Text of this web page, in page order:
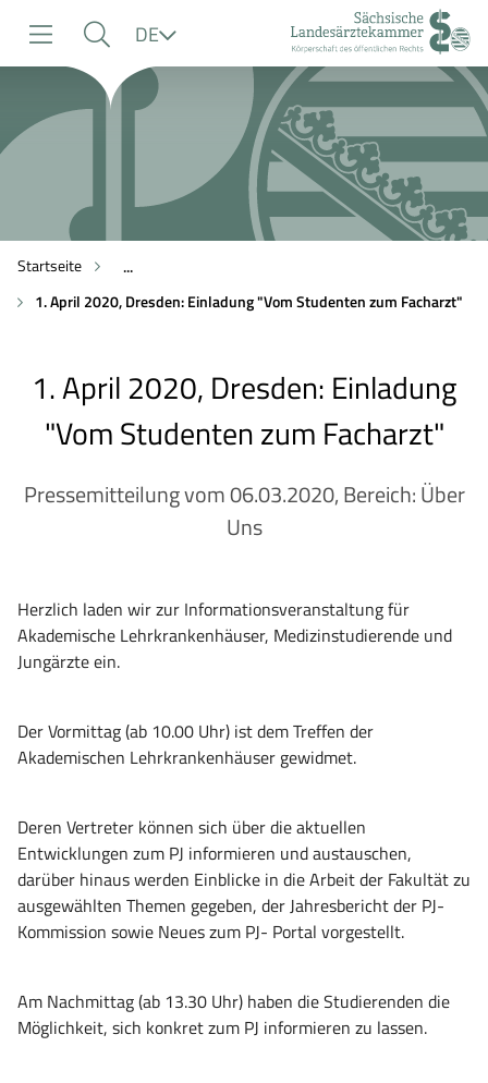
Navigation
Suche
Inhalt
DE
Startseite
...
1. April 2020, Dresden: Einladung "Vom Studenten zum Facharzt"
1. April 2020, Dresden: Einladung
"Vom Studenten zum Facharzt"
Pressemitteilung vom 06.03.2020, Bereich: Über
Uns
Herzlich laden wir zur Informationsveranstaltung für
Akademische Lehrkrankenhäuser, Medizinstudierende und
Jungärzte ein.
Der Vormittag (ab 10.00 Uhr) ist dem Treffen der
Akademischen Lehrkrankenhäuser gewidmet.
Deren Vertreter können sich über die aktuellen
Entwicklungen zum PJ informieren und austauschen,
darüber hinaus werden Einblicke in die Arbeit der Fakultät zu
ausgewählten Themen gegeben, der Jahresbericht der PJ-
Kommission sowie Neues zum PJ- Portal vorgestellt.
Am Nachmittag (ab 13.30 Uhr) haben die Studierenden die
Möglichkeit, sich konkret zum PJ informieren zu lassen.